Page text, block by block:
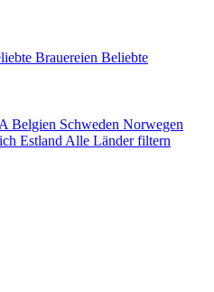
Brauereien Beliebte
Belgien Schweden Norwegen
Estland Alle Länder filtern